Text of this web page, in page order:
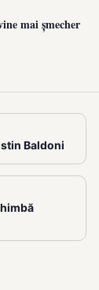
mai șmecher
Baldoni